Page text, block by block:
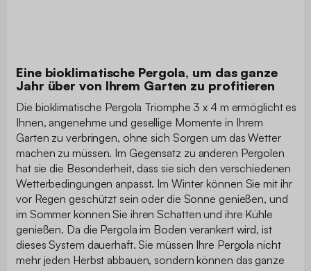
Eine bioklimatische Pergola, um das ganze
Jahr über von Ihrem Garten zu profitieren
Die bioklimatische Pergola Triomphe 3 x 4 m ermöglicht es
Ihnen, angenehme und gesellige Momente in Ihrem
Garten zu verbringen, ohne sich Sorgen um das Wetter
machen zu müssen. Im Gegensatz zu anderen Pergolen
hat sie die Besonderheit, dass sie sich den verschiedenen
Wetterbedingungen anpasst. Im Winter können Sie mit ihr
vor Regen geschützt sein oder die Sonne genießen, und
im Sommer können Sie ihren Schatten und ihre Kühle
genießen. Da die Pergola im Boden verankert wird, ist
dieses System dauerhaft. Sie müssen Ihre Pergola nicht
mehr jeden Herbst abbauen, sondern können das ganze